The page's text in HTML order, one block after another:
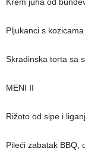
Pljukanci s
Skradinska torta sa
MENI II
Rižoto od sipe i
Pileći zabatak BBQ,